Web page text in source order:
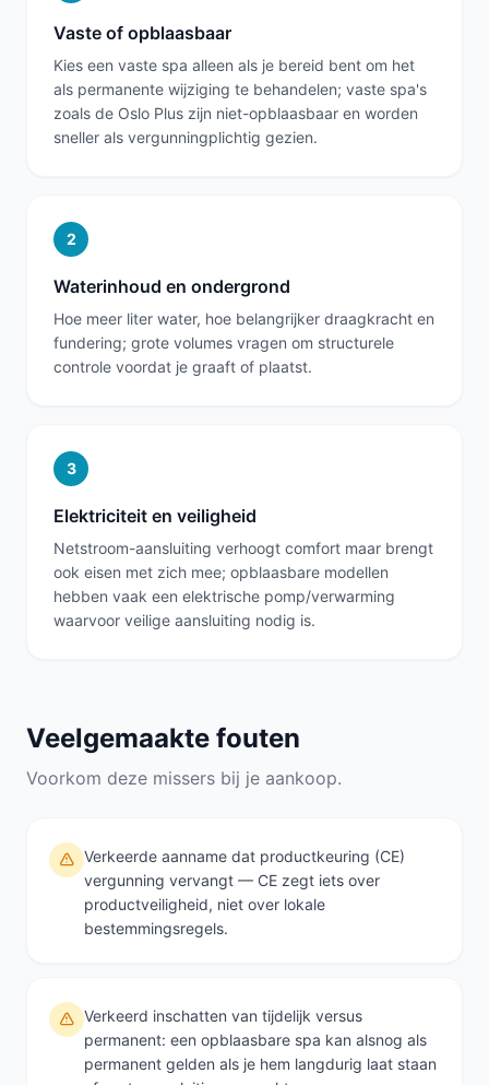
Vaste of opblaasbaar
Kies een vaste spa alleen als je bereid bent om het
als permanente wijziging te behandelen; vaste spa's
zoals de Oslo Plus zijn niet-opblaasbaar en worden
sneller als vergunningplichtig gezien.
2
Waterinhoud en ondergrond
Hoe meer liter water, hoe belangrijker draagkracht en
fundering; grote volumes vragen om structurele
controle voordat je graaft of plaatst.
3
Elektriciteit en veiligheid
Netstroom-aansluiting verhoogt comfort maar brengt
ook eisen met zich mee; opblaasbare modellen
hebben vaak een elektrische pomp/verwarming
waarvoor veilige aansluiting nodig is.
Veelgemaakte fouten
Voorkom deze missers bij je aankoop.
Verkeerde aanname dat productkeuring (CE)
vergunning vervangt — CE zegt iets over
productveiligheid, niet over lokale
bestemmingsregels.
Verkeerd inschatten van tijdelijk versus
permanent: een opblaasbare spa kan alsnog als
permanent gelden als je hem langdurig laat staan